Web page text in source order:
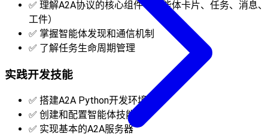
✅ 理解A2A协议的核心组件（智能体卡片、任务、消息、
工件）
✅ 掌握智能体发现和通信机制
✅ 了解任务生命周期管理
实践开发技能
✅ 搭建A2A Python开发环境
✅ 创建和配置智能体技能
✅ 实现基本的A2A服务器